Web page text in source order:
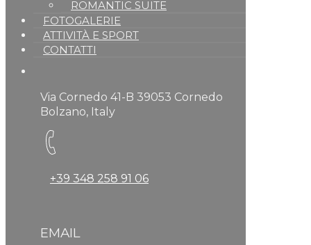
ROMANTIC SUITE
FOTOGALERIE
ATTIVITÀ E SPORT
CONTATTI
Via Cornedo 41-B 39053 Cornedo
Bolzano, Italy
+39 348 258 91 06
EMAIL